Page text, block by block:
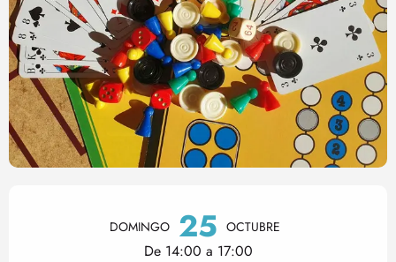
Horarios y datos de
DOMINGO 25 OCTUBRE
De 14:00 a 17:00